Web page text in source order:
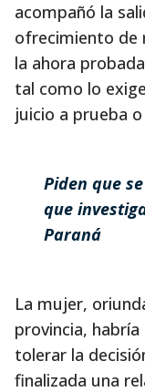
acompañó la
ofrecimiento de
la ahora
tal como lo
juicio a prueba
Piden que
que
Paraná
La mujer,
provincia,
tolerar la
finalizada una